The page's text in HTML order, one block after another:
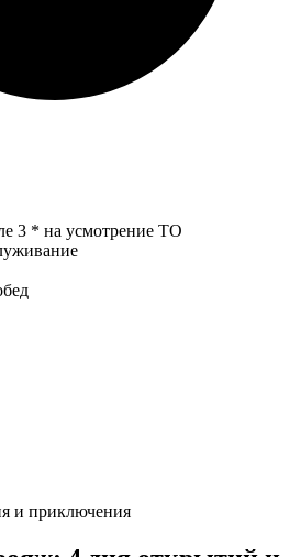
3 * на усмотрение ТО
и приключения